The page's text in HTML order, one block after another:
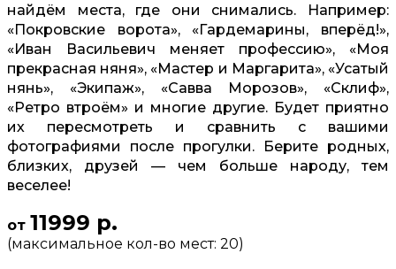
найдём места, где они снимались. Например:
«Покровские ворота», «Гардемарины, вперёд!»,
«Иван Васильевич меняет профессию», «Моя
прекрасная няня», «Мастер и Маргарита», «Усатый
нянь», «Экипаж», «Савва Морозов», «Склиф»,
«Ретро втроём» и многие другие. Будет приятно
их пересмотреть и сравнить с вашими
фотографиями после прогулки. Берите родных,
близких, друзей — чем больше народу, тем
веселее!
от 11999 р.
(максимальное кол-во мест: 20)